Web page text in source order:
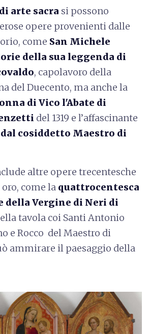
arte sacra si possono
opere provenienti dalle
come San Michele
della sua leggenda di
, capolavoro della
del Duecento, ma anche la
di Vico l'Abate di
del 1319 e l’affascinante
cosiddetto Maestro di
altre opere trecentesche
come la quattrocentesca
della Vergine di Neri di
tavola coi Santi Antonio
e Rocco del Maestro di
ammirare il paesaggio della